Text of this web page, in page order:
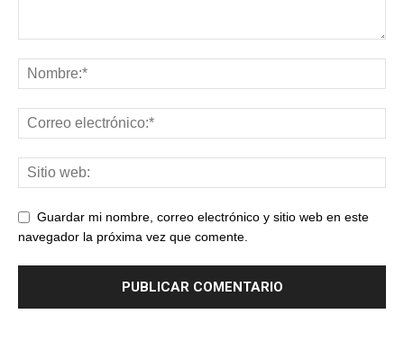
Guardar mi nombre, correo electrónico y sitio web en este
navegador la próxima vez que comente.